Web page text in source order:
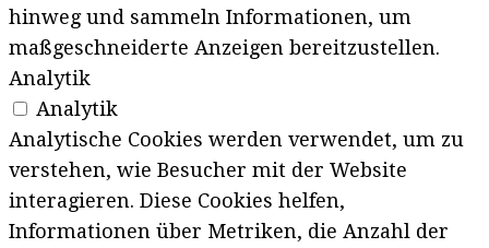
hinweg und sammeln Informationen, um
maßgeschneiderte Anzeigen bereitzustellen.
Analytik
Analytik
Analytische Cookies werden verwendet, um zu
verstehen, wie Besucher mit der Website
interagieren. Diese Cookies helfen,
Informationen über Metriken, die Anzahl der